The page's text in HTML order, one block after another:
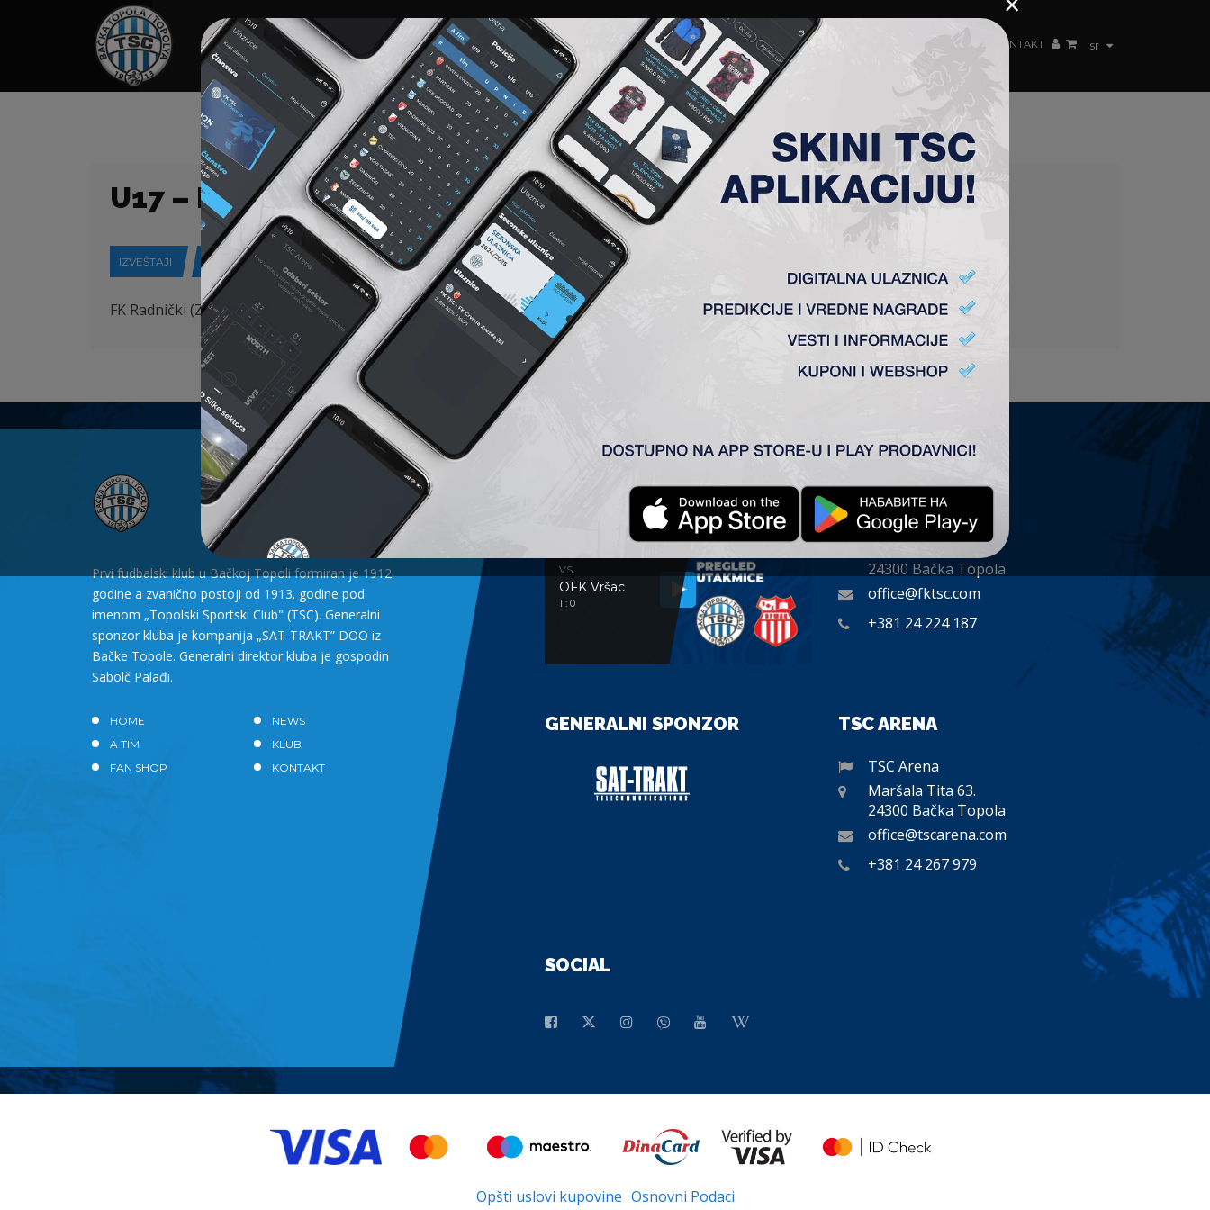
sr
HOME SPONZORI NEWS GALERIJE A TIM ČLANSTVO AKREDITACIJE KLUB AKADEMIJA ŽENSKI TIM KONTAKT
U17 – PRVENSTVENA UTAKMICA:
IZVEŠTAJI 27-05-2018
FK Radnički (Zrenjanin) – FK TSC (Bačka Topola) 4:1
Prvi fudbalski klub u Bačkoj Topoli formiran je 1912.
godine a zvanično postoji od 1913. godine pod
imenom „Topolski Sportski Club" (TSC). Generalni
sponzor kluba je kompanija „SAT-TRAKT” DOO iz
Bačke Topole. Generalni direktor kluba je gospodin
Sabolč Palađi.
HOME
NEWS
A TIM
KLUB
FAN SHOP
KONTAKT
ANALIZA UTAKMICE
ANALIZA UTAKMICA
VS
OFK Vršac
1 : 0
KONTAKT
Fudbalski Klub „TSC”
Plitvička 1.
24300 Bačka Topola
office@fktsc.com
+381 24 224 187
GENERALNI SPONZOR TSC ARENA
TSC Arena
Maršala Tita 63.
24300 Bačka Topola
office@tscarena.com
+381 24 267 979
SOCIAL
Opšti uslovi kupovine Osnovni Podaci